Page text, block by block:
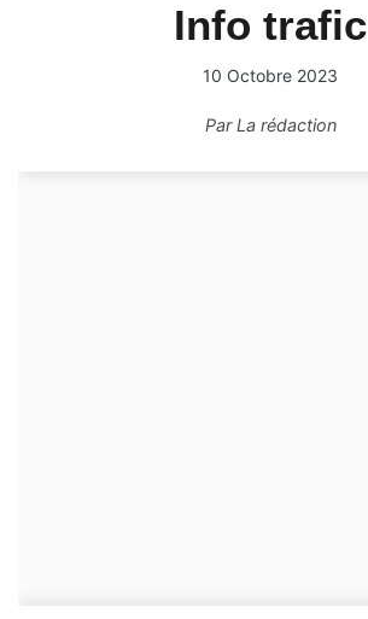
Info trafic
10 Octobre 2023
ParLa rédaction